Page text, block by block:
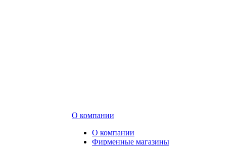
О компании
О компании
Фирменные магазины